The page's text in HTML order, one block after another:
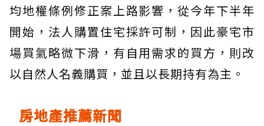
均地權條例修正案上路影響，從今年下半年
開始，法人購置住宅採許可制，因此豪宅市
場買氣略微下滑，有自用需求的買方，則改
以自然人名義購買，並且以長期持有為主。
房地產推薦新聞